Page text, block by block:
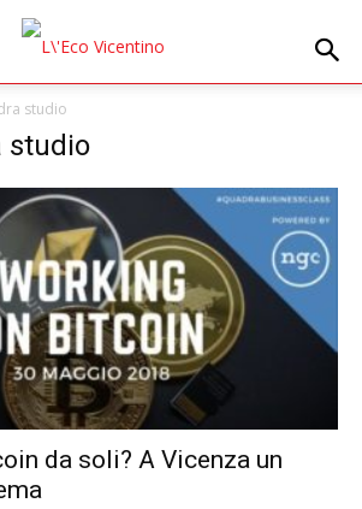
studio
studio
da soli? A Vicenza un